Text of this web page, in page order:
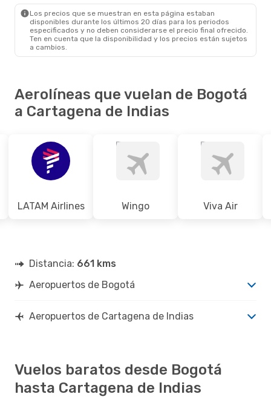
Los precios que se muestran en esta página estaban
disponibles durante los últimos 20 días para los periodos
especificados y no deben considerarse el precio final ofrecido.
Ten en cuenta que la disponibilidad y los precios están sujetos
a cambios.
Aerolíneas que vuelan de Bogotá
a Cartagena de Indias
LATAM Airlines Wingo Viva Air
Distancia: 661 kms
Aeropuertos de Bogotá
Aeropuertos de Cartagena de Indias
Vuelos baratos desde Bogotá
hasta Cartagena de Indias